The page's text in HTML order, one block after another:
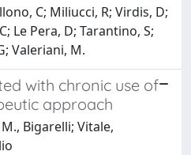
C; Miliucci, R; Virdis, D;
Le Pera, D; Tarantino, S;
Valeriani, M.
with chronic use of
approach
Bigarelli; Vitale,